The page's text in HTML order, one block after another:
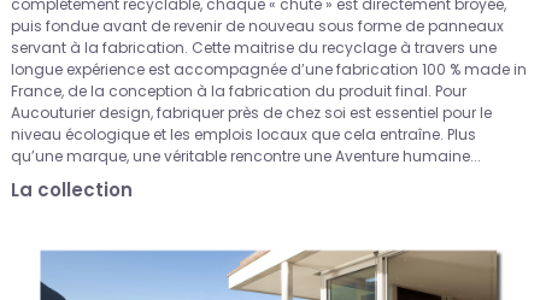
complétement recyclable, chaque « chute » est directement broyée,
puis fondue avant de revenir de nouveau sous forme de panneaux
servant à la fabrication. Cette maitrise du recyclage à travers une
longue expérience est accompagnée d’une fabrication 100 % made in
France, de la conception à la fabrication du produit final. Pour
Aucouturier design, fabriquer près de chez soi est essentiel pour le
niveau écologique et les emplois locaux que cela entraîne. Plus
qu’une marque, une véritable rencontre une Aventure humaine...
La collection